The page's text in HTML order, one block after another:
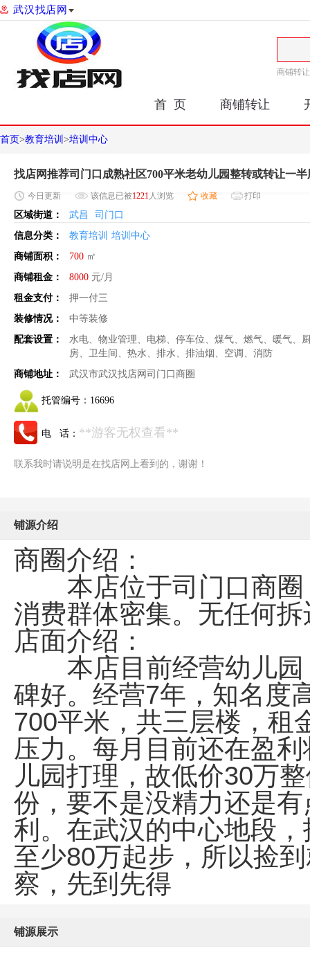
武汉找店网
商铺转让
首 页 商铺转让
首页>教育培训 >培训中心
找店网推荐司门口成熟社区700平米老幼儿园整转或转让一半
今日 更新 该信息已被1221人浏览 收藏 打印
区域街道： 武昌
司门口
信息分类：
教育培训 培训中心
商铺面积：
700 ㎡
商铺租金：
8000 元/月
租金支付：
押一付三
装修情况：
中等装修
配套设置：
水电、物业管理、电梯、停车位、煤气、燃气、暖气、
房、卫生间、热水、排水、排油烟、空调、消防
商铺地址：
武汉市武汉找店网司门口商圈
托管编号： 16696
电 话： **游客无权查看**
联系我时请说明是在找店网上看到的，谢谢！
铺源介绍
商圈介绍：
本店位于司门口商圈
消费群体密集。无任何
店面介绍：
本店目前经营幼儿园
碑好。经营7年，知名度
700平米，共三层楼，租
压力。每月目前还在盈
儿园打理，故低价30万
份，要不是没精力还是
利。在武汉的中心地段
至少80万起步，所以捡
察，先到先得
铺源展示